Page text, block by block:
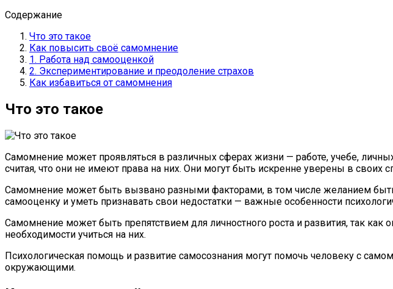
Содержание
Что это такое
Как повысить своё самомнение
1. Работа над самооценкой
2. Экспериментирование и преодоление страхов
Как избавиться от самомнения
Что это такое
Самомнение может проявляться в различных сферах жизни — работе, учебе,
считая, что они не имеют права на них. Они могут быть искренне уверены в своих
Самомнение может быть вызвано разными факторами, в том числе желанием
самооценку и уметь признавать свои недостатки — важные особенности
Самомнение может быть препятствием для личностного роста и развития, так
необходимости учиться на них.
Психологическая помощь и развитие самосознания могут помочь человеку с
окружающими.